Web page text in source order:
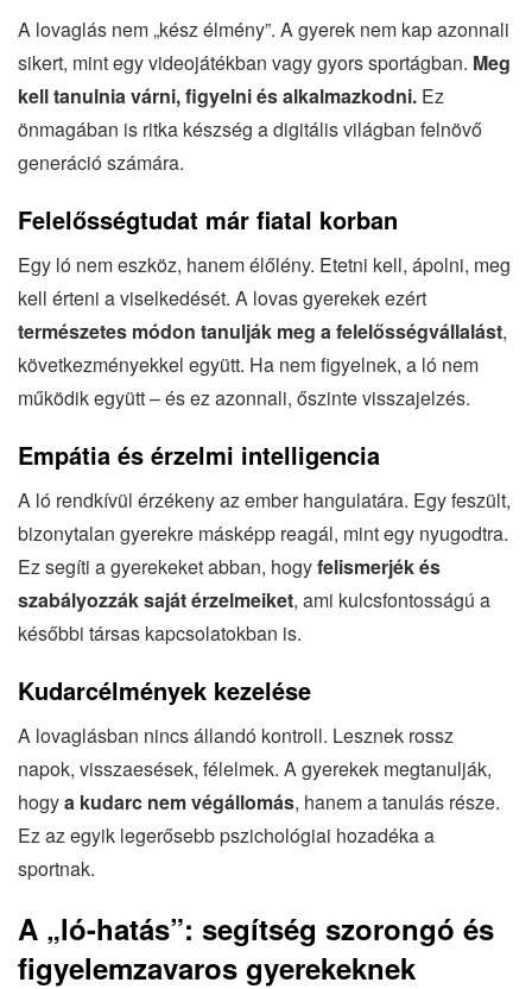
A lovaglás nem „kész élmény”. A gyerek nem kap azonnali
sikert, mint egy videojátékban vagy gyors sportágban. Meg
kell tanulnia várni, figyelni és alkalmazkodni. Ez
önmagában is ritka készség a digitális világban felnövő
generáció számára.
Felelősségtudat már fiatal korban
Egy ló nem eszköz, hanem élőlény. Etetni kell, ápolni, meg
kell érteni a viselkedését. A lovas gyerekek ezért
természetes módon tanulják meg a felelősségvállalást,
következményekkel együtt. Ha nem figyelnek, a ló nem
működik együtt – és ez azonnali, őszinte visszajelzés.
Empátia és érzelmi intelligencia
A ló rendkívül érzékeny az ember hangulatára. Egy feszült,
bizonytalan gyerekre másképp reagál, mint egy nyugodtra.
Ez segíti a gyerekeket abban, hogyfelismerjék és
szabályozzák saját érzelmeiket, ami kulcsfontosságú a
későbbi társas kapcsolatokban is.
Kudarcélmények kezelése
A lovaglásban nincs állandó kontroll. Lesznek rossz
napok, visszaesések, félelmek. A gyerekek megtanulják,
hogya kudarc nem végállomás, hanem a tanulás része.
Ez az egyik legerősebb pszichológiai hozadéka a
sportnak.
A „ló-hatás”: segítség szorongó és
figyelemzavaros gyerekeknek